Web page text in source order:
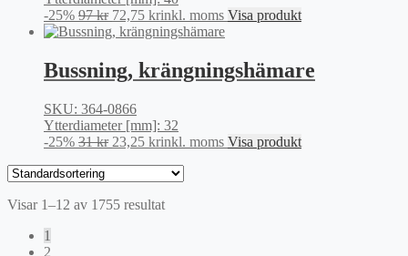
-25% 97kr Det
ursprungliga
var:
97 kr.
72,75 krDet
nuvarande
är:
72,75 kr.
inkl. moms Visa produkt
Bussning, krängningshämare
SKU: 364-0866
Ytterdiameter [mm]: 32
-25% 31kr Det
31 kr.
23,25 krDet
priset
23,25 kr.
inkl. moms Visa produkt
Visar 1–12 av 1755 resultat
1
2